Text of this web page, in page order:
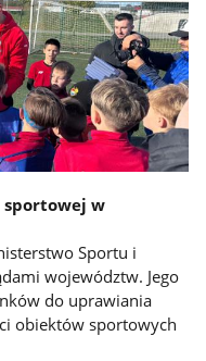
w
Sportu i
województw. Jego
do uprawiania
obiektów sportowych